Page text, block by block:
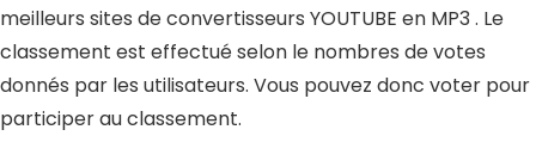
meilleurs sites de convertisseurs YOUTUBE en MP3 . Le
classement est effectué selon le nombres de votes
donnés par les utilisateurs. Vous pouvez donc voter pour
participer au classement.